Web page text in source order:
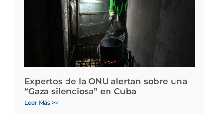
Expertos de la ONU alertan sobre una
“Gaza silenciosa” en Cuba
Leer Más >>